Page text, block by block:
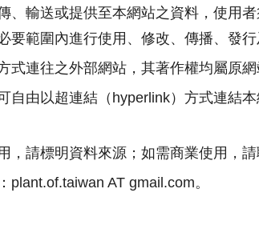
、輸送或提供至本網站之資料，使用
要範圍內進行使用、修改、傳播、發行
式連往之外部網站，其著作權均屬原網
自由以超連結（hyperlink）方式連結
，請標明資料來源；如需商業使用，
AT gmail.com。